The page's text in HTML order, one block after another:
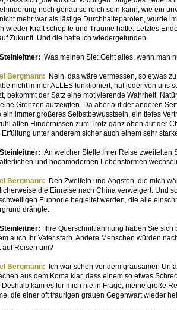
noch genau so reich sein kann, wie ein
mehr war als lästige Durchhalteparolen, wurde
wieder Kraft schöpfte und Träume hatte. Letztes
Zukunft. Und die hatte ich wiedergefunden.
Was meinen Sie: Geht alles, wenn man
Bergmann:
Nein, das wäre vermessen, so etwas
nicht immer ALLES funktioniert, hat jeder von uns
bekommt der Satz eine motivierende Wahrheit.
Grenzen aufzeigten. Da aber auf der anderen
ein immer größeres Selbstbewusstsein, ein tiefes
allen Hindernissen zum Trotz ganz oben auf der
Erfüllung unter anderem sicher auch einem sehr
An welcher Stelle Ihrer Reise zweifelten
und hochmodernen Lebensformen
Bergmann:
Den Zweifeln und Ängsten, die mich
die Einreise nach China verweigert. Und
Euphorie begleitet werden, die alle
drängte.
Ihre Querschnittlähmung haben Sie
auch Ihr Vater starb. Andere Menschen würden
auf Reisen um?
Bergmann:
Ich war schon vor dem grausamen
aus dem Koma klar, dass einem so etwas
Deshalb kam es für mich nie in Frage, meine große
die einer oft traurigen grauen Gegenwart wieder